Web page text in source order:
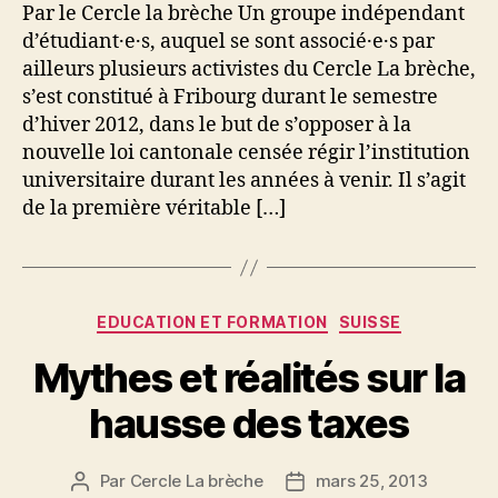
Par le Cercle la brèche Un groupe indépendant
d’étudiant·e·s, auquel se sont associé·e·s par
ailleurs plusieurs activistes du Cercle La brèche,
s’est constitué à Fribourg durant le semestre
d’hiver 2012, dans le but de s’opposer à la
nouvelle loi cantonale censée régir l’institution
universitaire durant les années à venir. Il s’agit
de la première véritable […]
Catégories
EDUCATION ET FORMATION SUISSE
Mythes et réalités sur la
hausse des taxes
Auteur
Par Cercle La brèche
Datemars 25, 2013